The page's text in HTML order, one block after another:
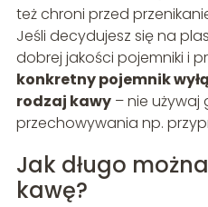
też chroni przed
Jeśli decydujesz się na
dobrej jakości pojemniki i
konkretny pojemnik
rodzaj kawy– nie używaj
przechowywania np.
Jak długo
kawę?